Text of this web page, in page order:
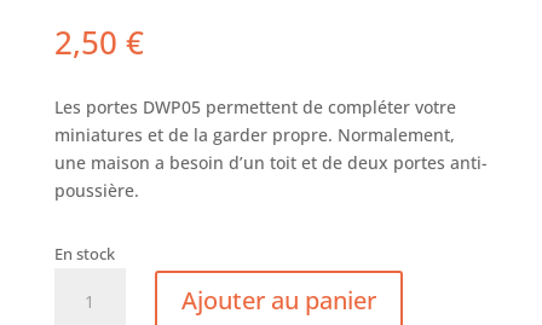
2,50 €
Les portes DWP05 permettent de compléter votre
miniatures et de la garder propre. Normalement,
une maison a besoin d’un toit et de deux portes anti-
poussière.
En stock
Ajouter au panier